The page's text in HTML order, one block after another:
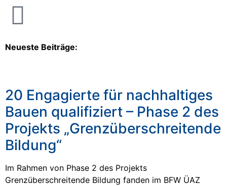
Neueste Beiträge:
20 Engagierte für nachhaltiges
Bauen qualifiziert – Phase 2 des
Projekts „Grenzüberschreitende
Bildung“
Im Rahmen von Phase 2 des Projekts
Grenzüberschreitende Bildung fanden im BFW ÜAZ